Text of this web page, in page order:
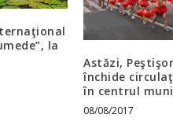
la
Astăzi,
închide
în centrul
08/08/2017